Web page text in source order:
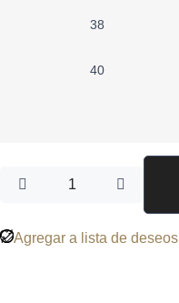
38
40
Agregar a lista de deseos